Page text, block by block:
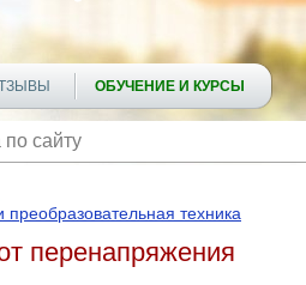
ОБУЧЕНИЕ И КУРСЫ
преобразовательная техника
перенапряжения